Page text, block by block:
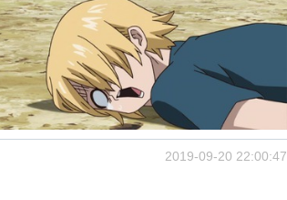
2019-09-20 22:00:47